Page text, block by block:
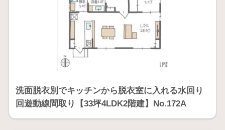
洗面脱衣別でキッチンから脱衣室に入れる水回り
回遊動線間取り【33坪4LDK2階建】No.172A